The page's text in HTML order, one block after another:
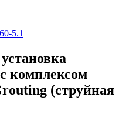
5.1
комплексом
(струйная